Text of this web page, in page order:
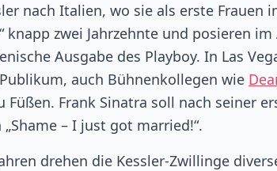
nach Italien, wo sie als erste Frauen
knapp zwei Jahrzehnte und posieren
Ausgabe des Playboy. In Las
auch Bühnenkollegen wie
Füßen. Frank Sinatra soll nach seiner
– I just got married!“.
drehen die Kessler-Zwillinge